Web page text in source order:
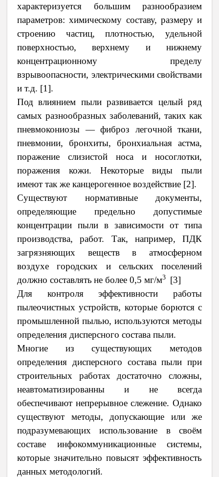
характеризуется большим разнообразием
параметров: химическому составу, размеру и
строению частиц, плотностью, удельной
поверхностью, верхнему и нижнему
концентрационному пределу
взрывоопасности, электрическими свойствами
и т.д. [1].
Под влиянием пыли развивается целый ряд
самых разнообразных заболеваний, таких как
пневмокониозы — фиброз легочной ткани,
пневмонии, бронхиты, бронхиальная астма,
поражение слизистой носа и носоглотки,
поражения кожи. Некоторые виды пыли
имеют так же канцерогенное воздействие [2].
Существуют нормативные документы,
определяющие предельно допустимые
концентрации пыли в зависимости от типа
производства, работ. Так, например, ПДК
загрязняющих веществ в атмосферном
воздухе городских и сельских поселений
должно составлять не более 0,5 мг/м3
[3]
Для контроля эффективности работы
пылеочистных устройств, которые борются с
промышленной пылью, используются методы
определения дисперсного состава пыли.
Многие из существующих методов
определения дисперсного состава пыли при
строительных работах достаточно сложны,
неавтоматизированны и не всегда
обеспечивают непрерывное слежение. Однако
существуют методы, допускающие или же
подразумевающих использование в своём
составе инфокоммуникационные системы,
которые значительно повысят эффективность
данных методологий.